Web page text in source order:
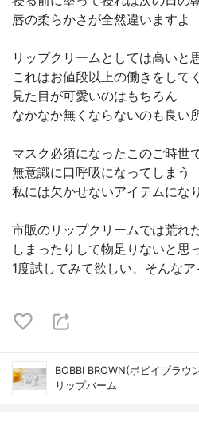
唇の柔らかさが全然違いますよ
リップクリームとしては高いと
これはお値段以上の働きをして
見た目が可愛いのはもちろん
なかなか無くならないのも良い
マスク必須になったこのご時世
無意識に口呼吸になってしまう
私には欠かせないアイテムにな
市販のリップクリームでは荒れ
しまったりして物足りないと思
1度試してみて欲しい、そんな
BOBBI BROWN(ボビイブラウ
リップバーム